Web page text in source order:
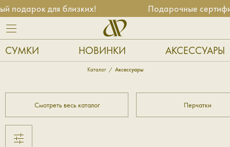
для близких! Подарочные сертификаты
СУМКИ НОВИНКИ АКСЕССУАРЫ
Каталог Аксессуары
Смотреть весь каталог Перчатки